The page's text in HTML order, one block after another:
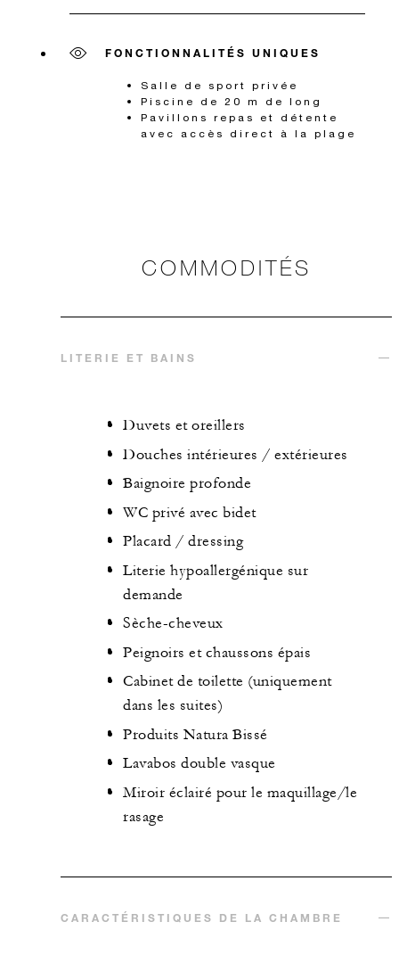
FONCTIONNALITÉS UNIQUES
Salle de sport privée
Piscine de 20 m de long
Pavillons repas et détente
avec accès direct à la plage
COMMODITÉS
LITERIE ET BAINS
Duvets et oreillers
Douches intérieures / extérieures
Baignoire profonde
WC privé avec bidet
Placard / dressing
Literie hypoallergénique sur
demande
Sèche-cheveux
Peignoirs et chaussons épais
Cabinet de toilette (uniquement
dans les suites)
Produits Natura Bissé
Lavabos double vasque
Miroir éclairé pour le maquillage/le
rasage
CARACTÉRISTIQUES DE LA CHAMBRE